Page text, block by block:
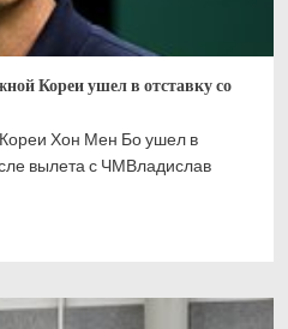
Кореи ушел в отставку со
Хон Мен Бо ушел в
вылета с ЧМВладислав